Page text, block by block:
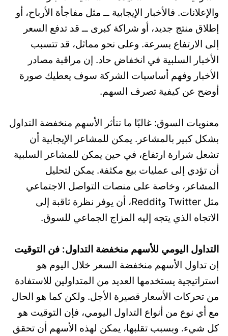
والإعلانات. فالأخبار الإيجابية ــ مثل مفاجأة الأرباح، أو
إطلاق منتج جديد، أو شراكة كبرى ــ قد تدفع السعر
إلى الارتفاع بسرعة. وعلى نحو مماثل، قد تتسبب
الأخبار السلبية في انخفاض حاد. إن مراقبة مصادر
الأخبار وفهم أساسيات الشركة سوف يعطيك صورة
أوضح عن كيفية تصرف السهم.
معنويات السوق: غالبًا ما تتأثر الأسهم منخفضة التداول
بشكل كبير بالمشاعر. يمكن للمشاعر الإيجابية أن
تشعل شرارة ارتفاع، في حين يمكن للمشاعر السلبية
أن تؤدي إلى عمليات بيع مكثفة. يمكن لتحليل
المشاعر، وخاصة على منصات التواصل الاجتماعي
مثل Twitter وReddit، أن يوفر نظرة ثاقبة إلى
الاتجاه الذي يتجه إليه المزاج الجماعي للسوق.
التداول اليومي للأسهم منخفضة التداول: فن التوقيت
إن تداول الأسهم منخفضة السعر خلال اليوم هو
استراتيجية يستخدمها العديد من المتداولين للاستفادة
من تحركات الأسعار قصيرة الأجل. ولكن كما هو الحال
مع أي نوع من أنواع التداول اليومي، فإن التوقيت هو
كل شيء. وبسبب تقلبها، يمكن لهذه الأسهم أن تحقق